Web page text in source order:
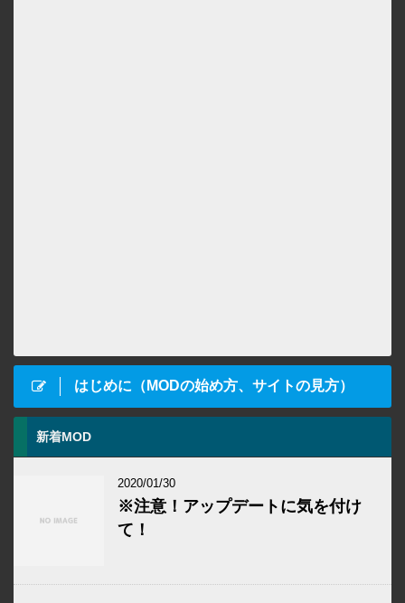
はじめに（MODの始め方、サイトの見方）
新着MOD
2020/01/30
※注意！アップデートに気を付け
て！